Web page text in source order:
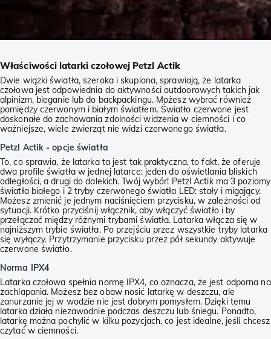
Właściwości latarki czołowej Petzl Actik
Dwie wiązki światła, szeroka i skupiona, sprawiają, że latarka
czołowa jest odpowiednia do aktywności outdoorowych takich jak
alpinizm, bieganie lub do backpackingu. Możesz wybrać również
pomiędzy czerwonym i białym światłem. Światło czerwone jest
doskonałe do zachowania zdolności widzenia w ciemności i co
ważniejsze, wiele zwierząt nie widzi czerwonego światła.
Petzl Actik - opcje światła
To, co sprawia, że latarka ta jest tak praktyczna, to fakt, że oferuje
dwa profile światła w jednej latarce: jeden do oświetlania bliskich
odległości, a drugi do dalekich. Twój wybór! Petzl Actik ma 3 poziomy
światła białego i 2 tryby czerwonego światła LED: stały i migający.
Możesz zmienić je jednym naciśnięciem przycisku, w zależności od
sytuacji. Krótko przyciśnij włącznik, aby włączyć światło i by
przełączać między różnymi trybami światła. Latarka włącza się w
najniższym trybie światła. Po przejściu przez wszystkie tryby latarka
się wyłączy. Przytrzymanie przycisku przez pół sekundy aktywuje
czerwone światło.
Norma IPX4
Latarka czołowa spełnia normę IPX4, co oznacza, że jest odporna na
zachlapania. Możesz bez obaw nosić latarkę w deszczu, ale
zanurzanie jej w wodzie nie jest dobrym pomysłem. Dzięki temu
latarka działa niezawodnie podczas deszczu lub śniegu. Ponadto,
latarkę można pochylić w kilku pozycjach, co jest idealne, jeśli chcesz
czytać w ciemności.